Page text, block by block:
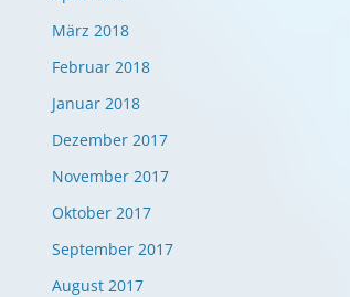
März 2018
Februar 2018
Januar 2018
Dezember 2017
November 2017
Oktober 2017
September 2017
August 2017